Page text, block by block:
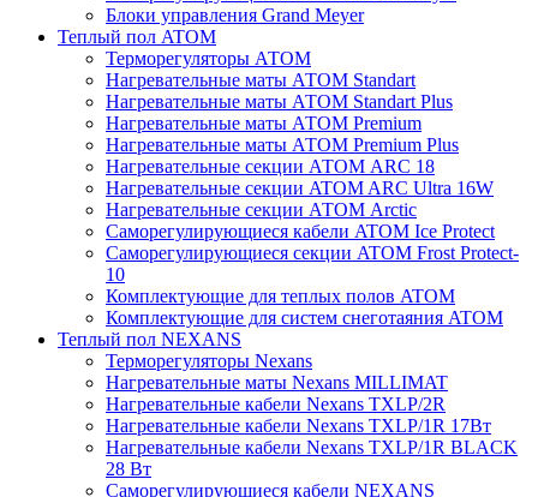
Блоки управления Grand Meyer
Теплый пол ATOM
Терморегуляторы АТОМ
Нагревательные маты АТОМ Standart
Нагревательные маты АТОМ Standart Plus
Нагревательные маты АТОМ Premium
Нагревательные маты АТОМ Premium Plus
Нагревательные секции АТОМ ARC 18
Нагревательные секции ATOM ARC Ultra 16W
Нагревательные секции АТОМ Arctic
Саморегулирующиеся кабели ATOM Ice Protect
Саморегулирующиеся секции ATOM Frost Protect-
10
Комплектующие для теплых полов ATOM
Комплектующие для систем снеготаяния ATOM
Теплый пол NEXANS
Терморегуляторы Nexans
Нагревательные маты Nexans MILLIMAT
Нагревательные кабели Nexans TXLP/2R
Нагревательные кабели Nexans TXLP/1R 17Вт
Нагревательные кабели Nexans TXLP/1R BLACK
28 Вт
Саморегулирующиеся кабели NEXANS